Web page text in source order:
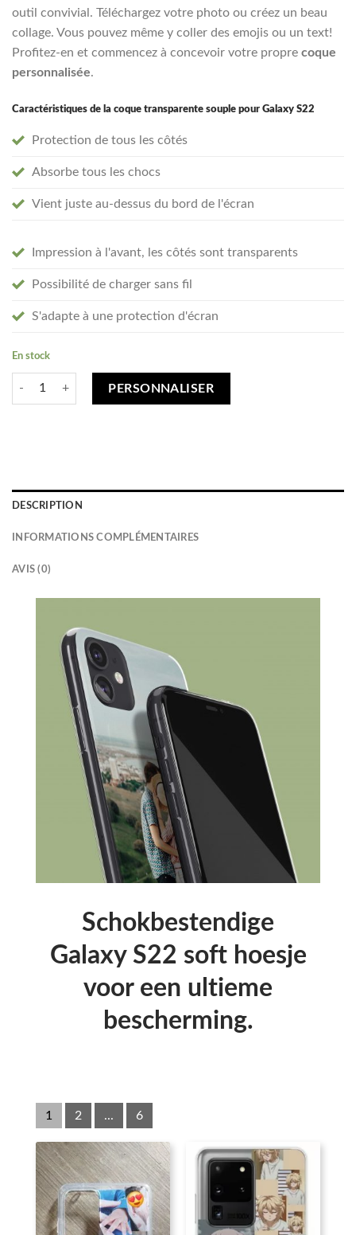
outil convivial. Téléchargez votre photo ou créez un beau
collage. Vous pouvez même y coller des emojis ou un text!
Profitez-en et commencez à concevoir votre propre coque
personnalisée.
Caractéristiques de la coque transparente souple pour Galaxy S22
Protection de tous les côtés
Absorbe tous les chocs
Vient juste au-dessus du bord de l'écran
Impression à l'avant, les côtés sont transparents
Possibilité de charger sans fil
S'adapte à une protection d'écran
En stock
quantité de Créez votre Samsung Galaxy S22 coque personnalisée -
PERSONNALISER
DESCRIPTION
INFORMATIONS COMPLÉMENTAIRES
AVIS (0)
Schokbestendige
Galaxy S22 soft hoesje
voor een ultieme
bescherming.
1 2 ... 6